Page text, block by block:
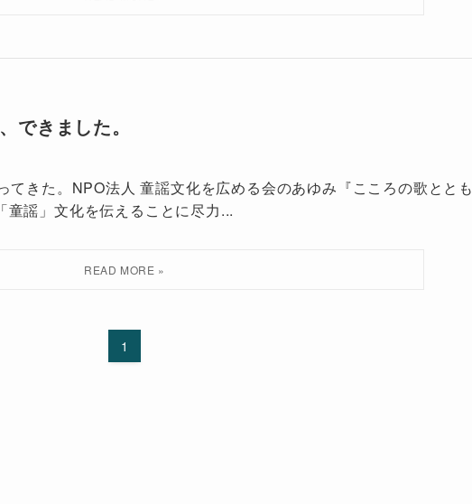
できました。
てきた。NPO法人 童謡文化を広める会のあゆみ『こころの歌ととも
謡」文化を伝えることに尽力...
1